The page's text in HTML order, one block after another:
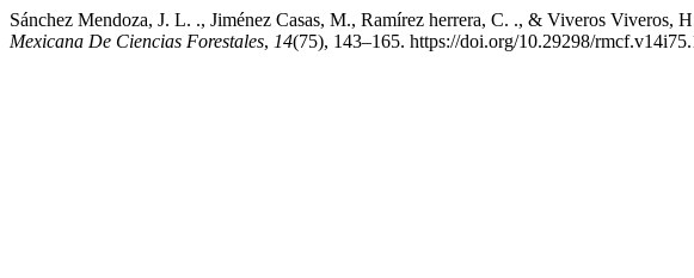
Sánchez Mendoza, J. L. ., Jiménez Casas, M., Ramírez herrera, C. ., & Viveros
Mexicana De Ciencias Forestales, 14(75), 143–165. https://doi.org/10.29298/